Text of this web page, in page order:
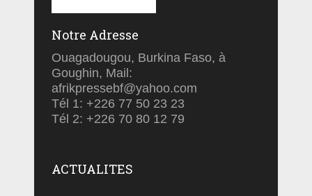
Notre Adresse
Ouagadougou, Burkina Faso, à
Goughin, Mail:
afrikpressebf@yahoo.com
Tél 1: +226 77 50 23 23
Tél 2: +226 70 80 12 79
ACTUALITES